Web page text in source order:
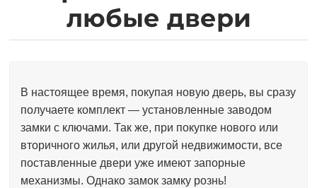
любые двери
В настоящее время, покупая новую дверь, вы сразу
получаете комплект — установленные заводом
замки с ключами. Так же, при покупке нового или
вторичного жилья, или другой недвижимости, все
поставленные двери уже имеют запорные
механизмы. Однако замок замку рознь!